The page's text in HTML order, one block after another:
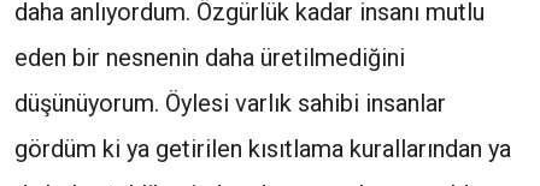
daha anlıyordum. Özgürlük kadar insanı mutlu
eden bir nesnenin daha üretilmediğini
düşünüyorum. Öylesi varlık sahibi insanlar
gördüm ki ya getirilen kısıtlama kurallarından ya